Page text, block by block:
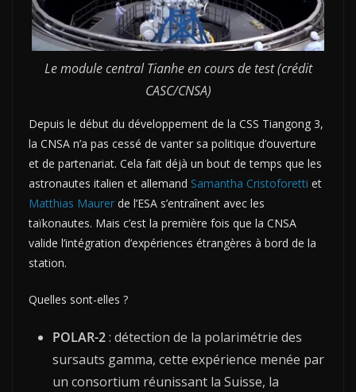
Le module central Tianhe en cours de test (crédit
CASC/CNSA)
Depuis le début du développement de la CSS Tiangong 3,
la CNSA n’a pas cessé de vanter sa politique d’ouverture
et de partenariat. Cela fait déjà un bout de temps que les
astronautes italien et allemand Samantha Cristoforetti et
Matthias Maurer de l’ESA s’entraînent avec les
taïkonautes. Mais c’est la première fois que la CNSA
valide l’intégration d’expériences étrangères à bord de la
station.
Quelles sont-elles ?
POLAR-2: détection de la polarimétrie des
sursauts gamma, cette expérience menée par
un consortium réunissant la Suisse, la